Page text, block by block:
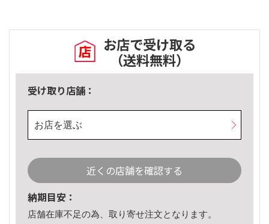
お店で受け取る
（送料無料）
受け取り店舗：
お店を選ぶ
近くの店舗を確認する
納期目安：
店舗在庫不足の為、取り寄せ注文となります。